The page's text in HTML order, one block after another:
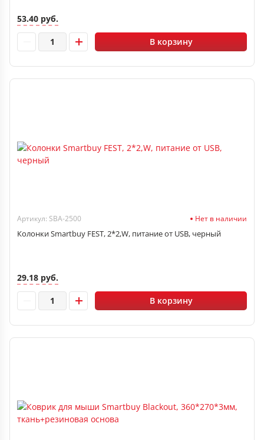
53.40 руб.
В корзину
Артикул: SBA-2500 Нет в наличии
Колонки Smartbuy FEST, 2*2,W, питание от USB, черный
29.18 руб.
В корзину